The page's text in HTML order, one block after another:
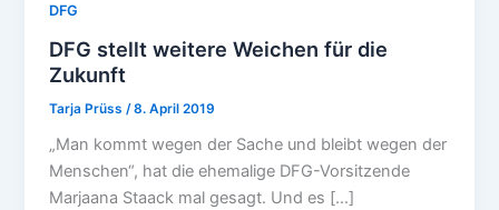
DFG
DFG stellt weitere Weichen für die
Zukunft
Tarja Prüss /8. April 2019
„Man kommt wegen der Sache und bleibt wegen der
Menschen“, hat die ehemalige DFG-Vorsitzende
Marjaana Staack mal gesagt. Und es […]